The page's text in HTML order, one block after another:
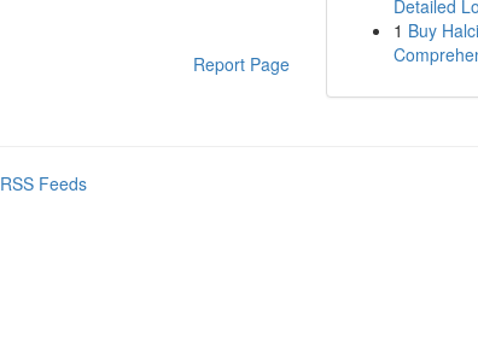
Report Page
Detailed
1 Buy
Feeds